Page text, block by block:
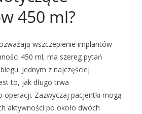
450 ml?
wszczepienie implantów
450 ml, ma szereg pytań
Jednym z najczęściej
to, jak długo trwa
operacji. Zazwyczaj pacjentki mogą
aktywności po około dwóch